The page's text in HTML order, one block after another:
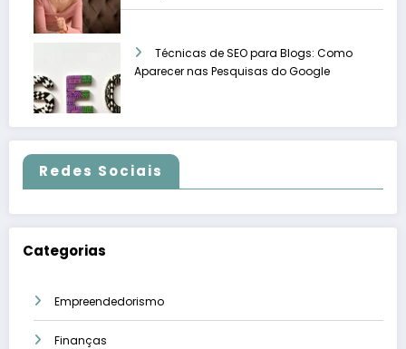
Técnicas de SEO para Blogs: Como
Aparecer nas Pesquisas do Google
Redes Sociais
Categorias
Empreendedorismo
Finanças